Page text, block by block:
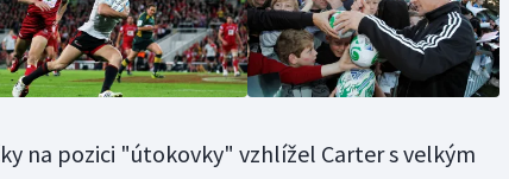
na pozici "útokovky" vzhlížel Carter s velkým